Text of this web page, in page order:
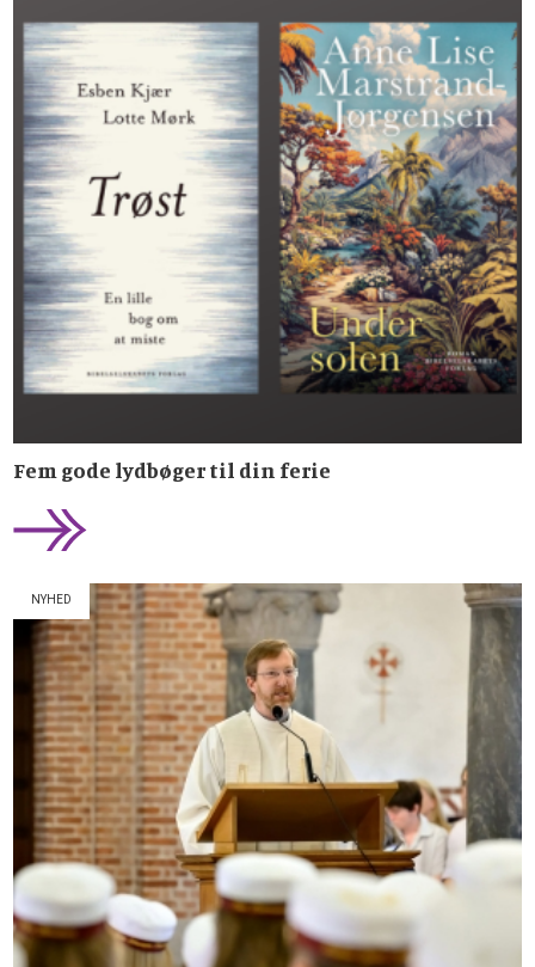
Fem gode lydbøger til din ferie
NYHED